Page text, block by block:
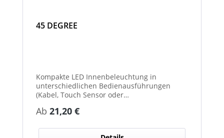
45 DEGREE
Kompakte LED Innenbeleuchtung in
unterschiedlichen Bedienausführungen
(Kabel, Touch Sensor oder
Auswahl an Längen in 12 und 24 Volt. Die
perfekt zur Ausleuchtung von
Regulärer Preis:
Ab 21,20 €